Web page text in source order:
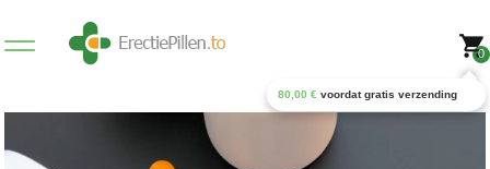
0
80,00 € voordat gratis verzending